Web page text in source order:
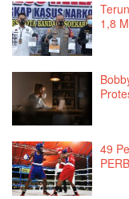
1,8
49